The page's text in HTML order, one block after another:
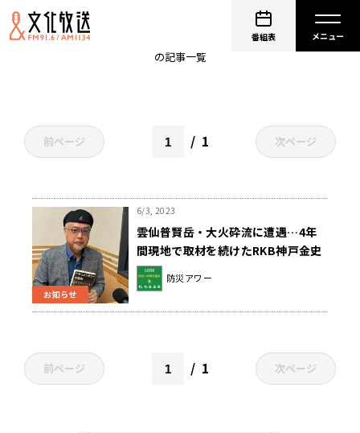
番組表
の記事一覧
前ページ 1 次ページ
お知らせ
6/3, 2023
雲仙普賢岳・大火砕流に遭遇…4年
間現地で取材を続けたRKB神戸金史
さんにきく
防災アワー
前ページ 1 次ページ